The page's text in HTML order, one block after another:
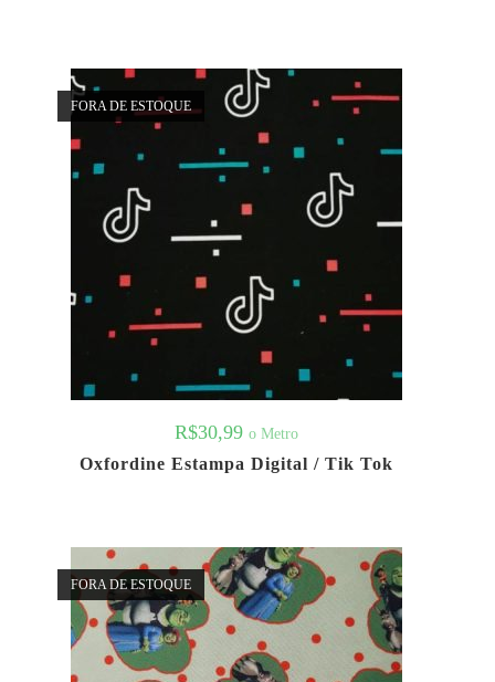
FORA DE ESTOQUE
R$30,99 o Metro
Oxfordine Estampa Digital / Tik Tok
FORA DE ESTOQUE